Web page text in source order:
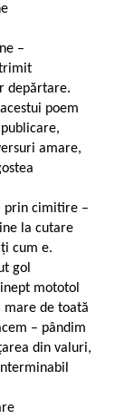
–
depărtare.
poem
amare,
prin cimitire –
la cutare
cum e.
gol
mototol
de toată
– pândim
din valuri,